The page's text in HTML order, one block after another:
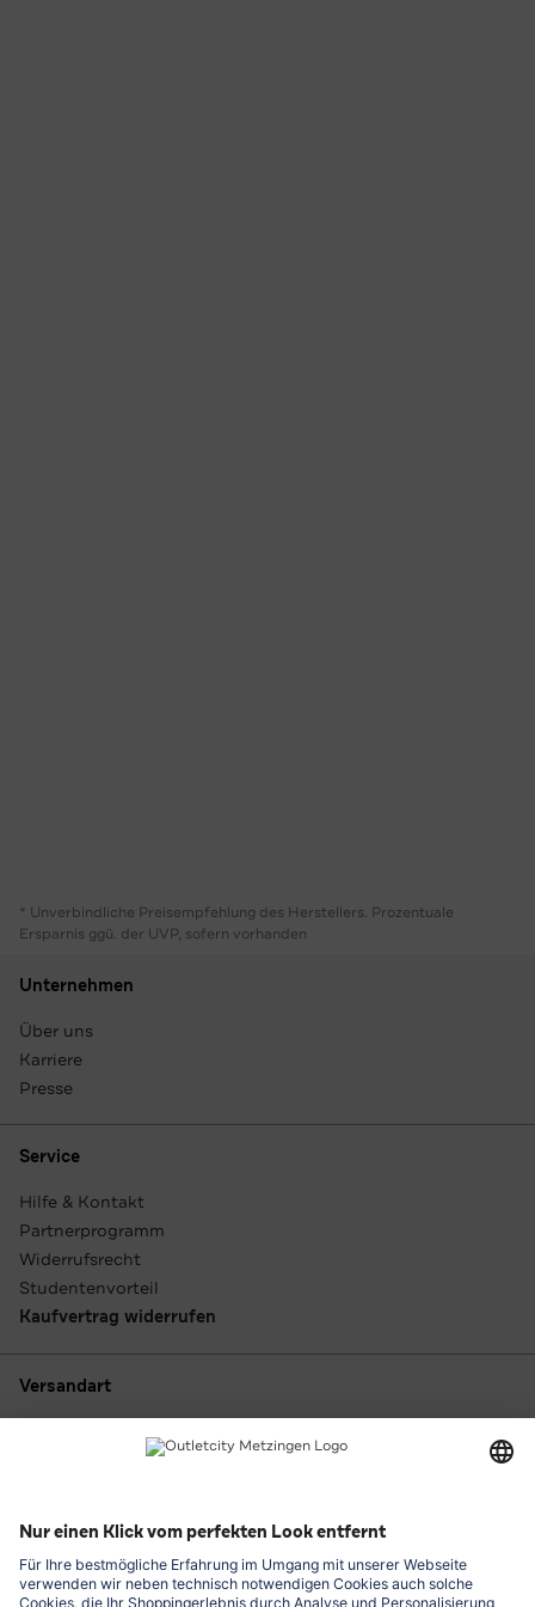
* Unverbindliche Preisempfehlung des Herstellers. Prozentuale
Ersparnis ggü. der UVP, sofern vorhanden
Unternehmen
Über uns
Karriere
Presse
Service
Hilfe & Kontakt
Partnerprogramm
Widerrufsrecht
Studentenvorteil
Kaufvertrag widerrufen
Versandart